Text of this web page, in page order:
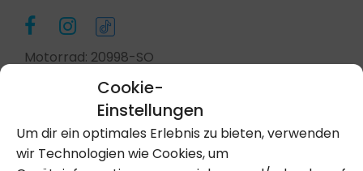
Cookie-
Einstellungen
Um dir ein optimales Erlebnis zu bieten, verwenden
wir Technologien wie Cookies, um
Motorrad: 20998-SO
Kontakt Aufnehmen